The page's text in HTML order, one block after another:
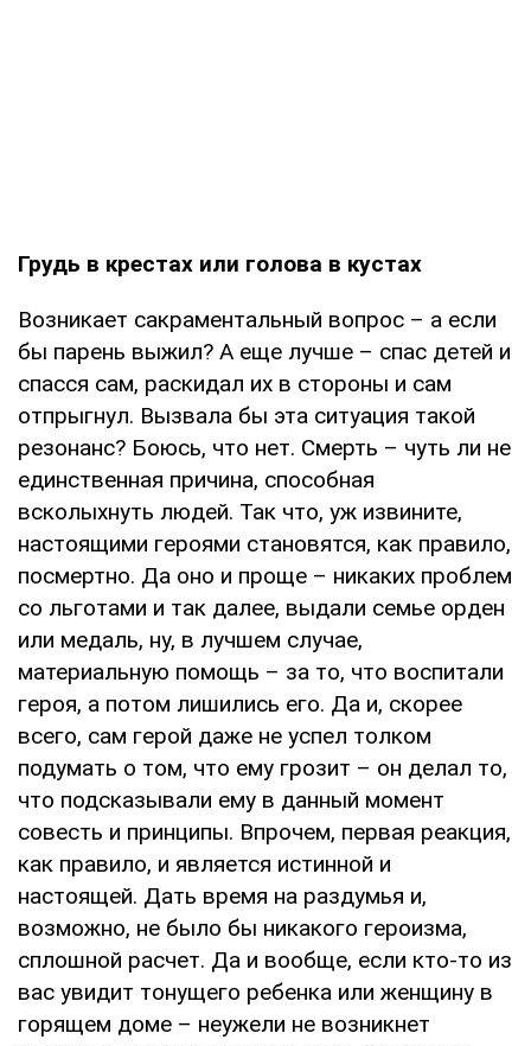
Грудь в крестах или голова в кустах
Возникает сакраментальный вопрос – а если
бы парень выжил? А еще лучше – спас детей и
спасся сам, раскидал их в стороны и сам
отпрыгнул. Вызвала бы эта ситуация такой
резонанс? Боюсь, что нет. Смерть – чуть ли не
единственная причина, способная
всколыхнуть людей. Так что, уж извините,
настоящими героями становятся, как правило,
посмертно. Да оно и проще – никаких проблем
со льготами и так далее, выдали семье орден
или медаль, ну, в лучшем случае,
материальную помощь – за то, что воспитали
героя, а потом лишились его. Да и, скорее
всего, сам герой даже не успел толком
подумать о том, что ему грозит – он делал то,
что подсказывали ему в данный момент
совесть и принципы. Впрочем, первая реакция,
как правило, и является истинной и
настоящей. Дать время на раздумья и,
возможно, не было бы никакого героизма,
сплошной расчет. Да и вообще, если кто-то из
вас увидит тонущего ребенка или женщину в
горящем доме – неужели не возникнет